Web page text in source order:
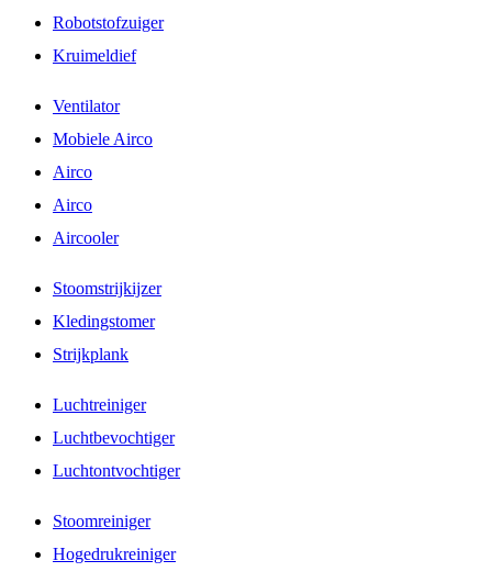
Robotstofzuiger
Kruimeldief
Ventilator
Mobiele Airco
Airco
Airco
Aircooler
Stoomstrijkijzer
Kledingstomer
Strijkplank
Luchtreiniger
Luchtbevochtiger
Luchtontvochtiger
Stoomreiniger
Hogedrukreiniger